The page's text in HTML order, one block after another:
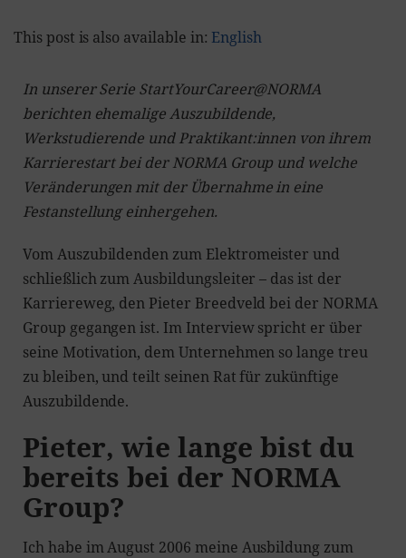
This post is also available in: English
In unserer Serie StartYourCareer@NORMA
berichten ehemalige Auszubildende,
Werkstudierende und Praktikant:innen von ihrem
Karrierestart bei der NORMA Group und welche
Veränderungen mit der Übernahme in eine
Festanstellung einhergehen.
Vom Auszubildenden zum Elektromeister und
schließlich zum Ausbildungsleiter – das ist der
Karriereweg, den Pieter Breedveld bei der NORMA
Group gegangen ist. Im Interview spricht er über
seine Motivation, dem Unternehmen so lange treu
zu bleiben, und teilt seinen Rat für zukünftige
Auszubildende.
Pieter, wie lange bist du
bereits bei der NORMA
Group?
Ich habe im August 2006 meine Ausbildung zum